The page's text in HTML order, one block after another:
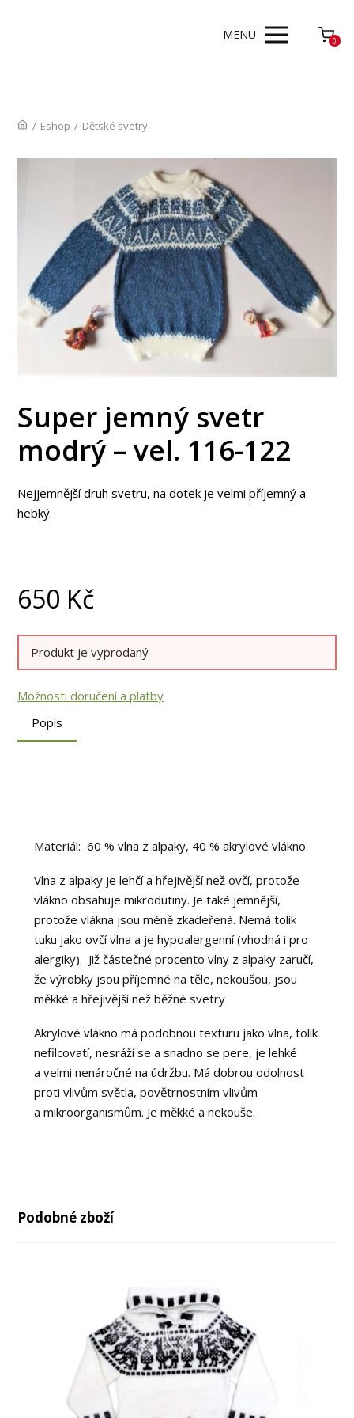
MENU 0
/ Eshop / Dětské svetry
Super jemný svetr
modrý – vel. 116-122
Nejjemnější druh svetru, na dotek je velmi příjemný a
hebký.
650 Kč
Produkt je vyprodaný
Možnosti doručení a platby
Popis
Materiál: 60 % vlna z alpaky, 40 % akrylové vlákno.
Vlna z alpaky je lehčí a hřejivější než ovčí, protože
vlákno obsahuje mikrodutiny. Je také jemnější,
protože vlákna jsou méně zkadeřená. Nemá tolik
tuku jako ovčí vlna a je hypoalergenní (vhodná i pro
alergiky). Již částečné procento vlny z alpaky zaručí,
že výrobky jsou příjemné na těle, nekoušou, jsou
měkké a hřejivější než běžné svetry
Akrylové vlákno má podobnou texturu jako vlna, tolik
nefilcovatí, nesráží se a snadno se pere, je lehké
a velmi nenáročné na údržbu. Má dobrou odolnost
proti vlivům světla, povětrnostním vlivům
a mikroorganismům. Je měkké a nekouše.
Podobné zboží